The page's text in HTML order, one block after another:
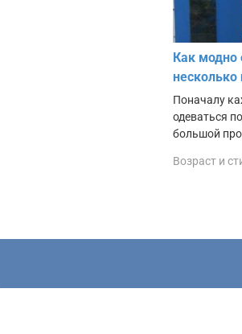
Как модно
несколько
Поначалу
одеваться
большой
Возраст и